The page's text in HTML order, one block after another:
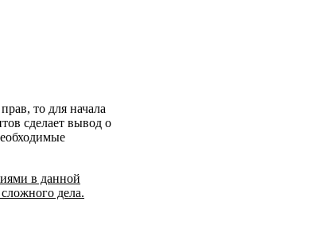
то для начала
сделает вывод о
в данной
дела.